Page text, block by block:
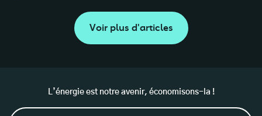
Voir plus d'articles
L’énergie est notre avenir, économisons-la !